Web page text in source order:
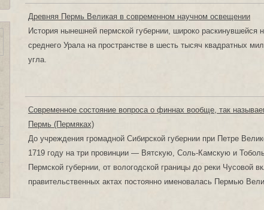
Древняя Пермь Великая в современном научном освещении
История нынешней пермской губернии, широко раскинувшейся
среднего Урала на пространстве в шесть тысяч квадратных
угла.
Современное состояние вопроса о финнах вообще, так
Пермь (Пермяках)
До учреждения громадной Сибирской губернии при Петре
1719 году на три провинции — Вятскую, Соль-Камскую и
Пермской губернии, от вологодской границы до реки Чусовой
правительственных актах постоянно именовалась Пермью